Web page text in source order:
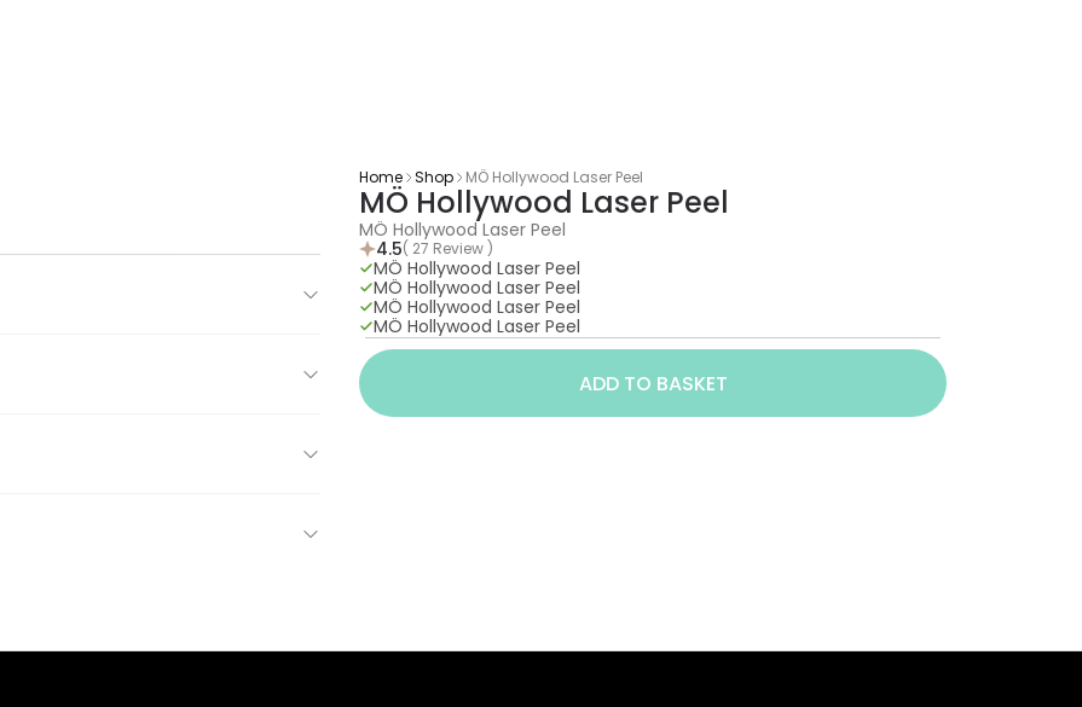
Home Shop MÖ Hollywood Laser Peel
MÖ Hollywood Laser Peel
MÖ Hollywood Laser Peel
4.5( 27 Review )
MÖ Hollywood Laser Peel
MÖ Hollywood Laser Peel
MÖ Hollywood Laser Peel
MÖ Hollywood Laser Peel
ADD TO BASKET